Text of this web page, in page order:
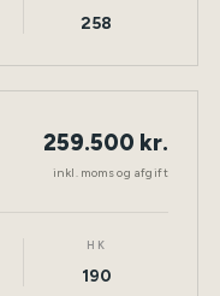
258
DIESEL TØNDER
259.500 kr.
inkl. moms og afgift
HK
190